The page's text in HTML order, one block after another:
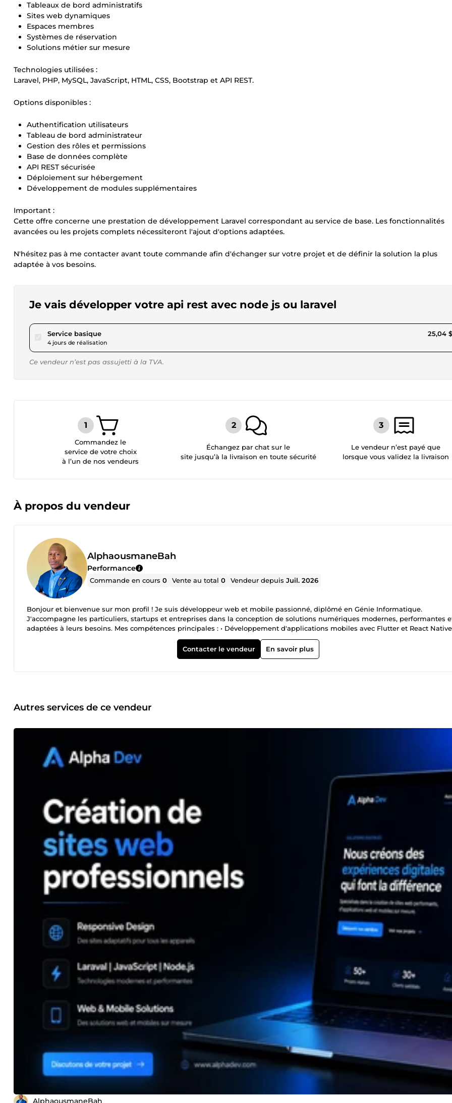
Tableaux de bord administratifs
Sites web dynamiques
Espaces membres
Systèmes de réservation
Solutions métier sur mesure
Technologies utilisées :
Laravel, PHP, MySQL, JavaScript, HTML, CSS, Bootstrap et API REST.
Options disponibles :
Authentification utilisateurs
Tableau de bord administrateur
Gestion des rôles et permissions
Base de données complète
API REST sécurisée
Déploiement sur hébergement
Développement de modules supplémentaires
Important :
Cette offre concerne une prestation de développement Laravel correspondant au service de base. Les fonctionnalités
avancées ou les projets complets nécessiteront l'ajout d'options adaptées.
N'hésitez pas à me contacter avant toute commande afin d'échanger sur votre projet et de définir la solution la plus
adaptée à vos besoins.
Je vais développer votre api rest avec node js ou laravel
Service basiquepour 23,08 $US
4 jours de réalisation
25,04
Ce vendeur n’est pas assujetti à la TVA.
Commandez le
service de votre choix
à l’un de nos vendeurs
Échangez par chat sur le
site jusqu’à la livraison en toute sécurité
Le vendeur n’est payé que
lorsque vous validez la livraison
À propos du vendeur
AlphaousmaneBah
Performance
Commande en cours0 Vente au total0 Vendeur depuisJuil. 2026
Bonjour et bienvenue sur mon profil ! Je suis développeur web et mobile passionné, diplômé en Génie Informatique.
J'accompagne les particuliers, startups et entreprises dans la conception de solutions numériques modernes, performantes
adaptées à leurs besoins. Mes compétences principales : • Développement d'applications mobiles avec Flutter et React Native
Création de sites web modernes et responsives • Développement d'API REST avec Node.js et Express.js • Applications web
Laravel (PHP) • Bases de données MongoDB et MySQL • Intégration d'interfaces utilisateur modernes et ergonomiques •
Maintenance, correction de bugs et optimisation d'applications Pourquoi travailler avec moi ? ✓ Respect des délais ✓
Contacter le vendeur En savoir plus
Autres services de ce vendeur
AlphaousmaneBah